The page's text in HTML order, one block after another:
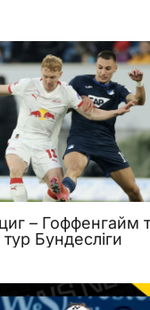
– Гоффенгайм
Бундесліги